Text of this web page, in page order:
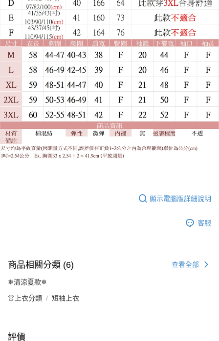
顯示電腦版詳細說明
客服
商品相關分類 (6) 查看全部
❄清涼夏款❄
👚上衣分類 短袖上衣
評價